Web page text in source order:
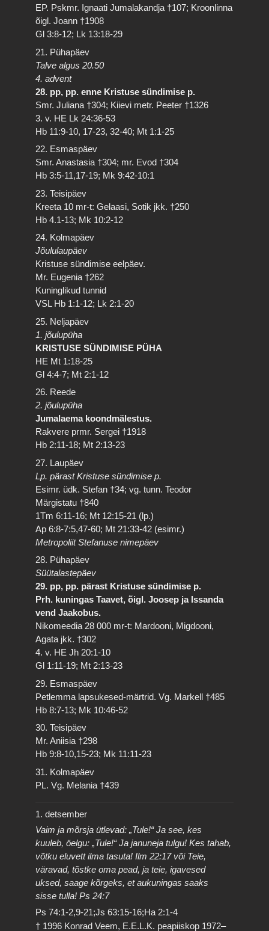
EP. Pskmr. Ignaati Jumalakandja †107; Kroonlinna
õigl. Joann †1908
Gl 3:8-12; Lk 13:18-29
21. Pühapäev
Talve algus 20.50
4. advent
28. pp, pp. enne Kristuse sündimise p.
Smr. Juliana †304; Kiievi metr. Peeter †1326
3. v. HE Lk 24:36-53
Hb 11:9-10, 17-23, 32-40; Mt 1:1-25
22. Esmaspäev
Smr. Anastasia †304; mr. Evod †304
Hb 3:5-11,17-19; Mk 9:42-10:1
23. Teisipäev
Kreeta 10 mr-t: Gelaasi, Sotik jkk. †250
Hb 4.1-13; Mk 10:2-12
24. Kolmapäev
Jõululaupäev
Kristuse sündimise eelpäev.
Mr. Eugenia †262
Kuninglikud tunnid
VSL Hb 1:1-12; Lk 2:1-20
25. Neljapäev
1. jõulupüha
KRISTUSE SÜNDIMISE PÜHA
HE Mt 1:18-25
Gl 4:4-7; Mt 2:1-12
26. Reede
2. jõulupüha
Jumalaema koondmälestus.
Rakvere prmr. Sergei †1918
Hb 2:11-18; Mt 2:13-23
27. Laupäev
Lp. pärast Kristuse sündimise p.
Esimr. üdk. Stefan †34; vg. tunn. Teodor
Märgistatu †840
1Tm 6:11-16; Mt 12:15-21 (lp.)
Ap 6:8-7:5,47-60; Mt 21:33-42 (esimr.)
Metropoliit Stefanuse nimepäev
28. Pühapäev
Süütalastepäev
29. pp, pp. pärast Kristuse sündimise p.
Prh. kuningas Taavet, õigl. Joosep ja Issanda
vend Jaakobus.
Nikomeedia 28 000 mr-t: Mardooni, Migdooni,
Agata jkk. †302
4. v. HE Jh 20:1-10
Gl 1:11-19; Mt 2:13-23
29. Esmaspäev
Petlemma lapsukesed-märtrid. Vg. Markell †485
Hb 8:7-13; Mk 10:46-52
30. Teisipäev
Mr. Aniisia †298
Hb 9:8-10,15-23; Mk 11:11-23
31. Kolmapäev
PL. Vg. Melania †439
1. detsember
Vaim ja mõrsja ütlevad: „Tule!“ Ja see, kes
kuuleb, öelgu: „Tule!“ Ja januneja tulgu! Kes tahab,
võtku eluvett ilma tasuta! Ilm 22:17 või Teie,
väravad, tõstke oma pead, ja teie, igavesed
uksed, saage kõrgeks, et aukuningas saaks
sisse tulla! Ps 24:7
Ps 74:1-2,9-21;Js 63:15-16;Ha 2:1-4
† 1996 Konrad Veem, E.E.L.K. peapiiskop 1972–